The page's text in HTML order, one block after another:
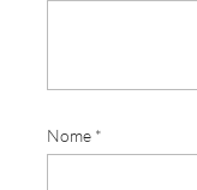
Nome *